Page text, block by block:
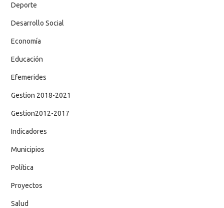
Deporte
Desarrollo Social
Economía
Educación
Efemerides
Gestion 2018-2021
Gestion2012-2017
Indicadores
Municipios
Política
Proyectos
Salud